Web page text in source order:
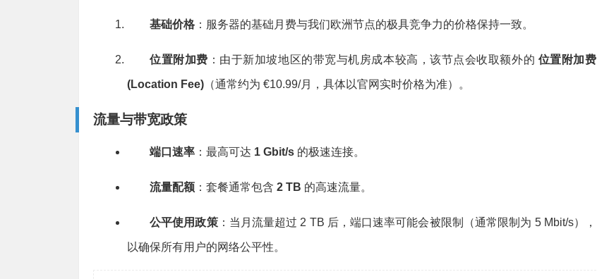
基础价格 ：服务器的基础月费与我们欧洲节点的极具竞争力的价格保持一致。
位置附加费 ：由于新加坡地区的带宽与机房成本较高，该节点会收取额外的 位置附加费
(Location Fee) （通常约为 €10.99/月，具体以官网实时价格为准）。
流量与带宽政策
端口速率 ：最高可达 1 Gbit/s 的极速连接。
流量配额 ：套餐通常包含 2 TB 的高速流量。
公平使用政策：当月流量超过 2 TB 后，端口速率可能会被限制（通常限制为 5 Mbit/s），
以确保所有用户的网络公平性。